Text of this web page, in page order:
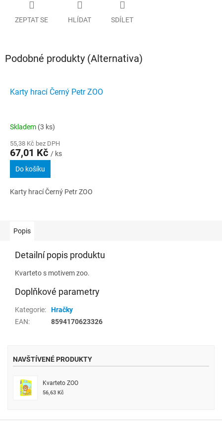
ZEPTAT SE HLÍDAT SDÍLET
Podobné produkty (Alternativa)
Karty hrací Černý Petr ZOO
Skladem (3 ks)
55,38 Kč bez DPH
67,01 Kč / ks
Do košíku
Karty hrací Černý Petr ZOO
Popis
Detailní popis produktu
Kvarteto s motivem zoo.
Doplňkové parametry
Kategorie:
Hračky
EAN: 8594170623326
NAVŠTÍVENÉ PRODUKTY
Kvarteto ZOO
56,63 Kč